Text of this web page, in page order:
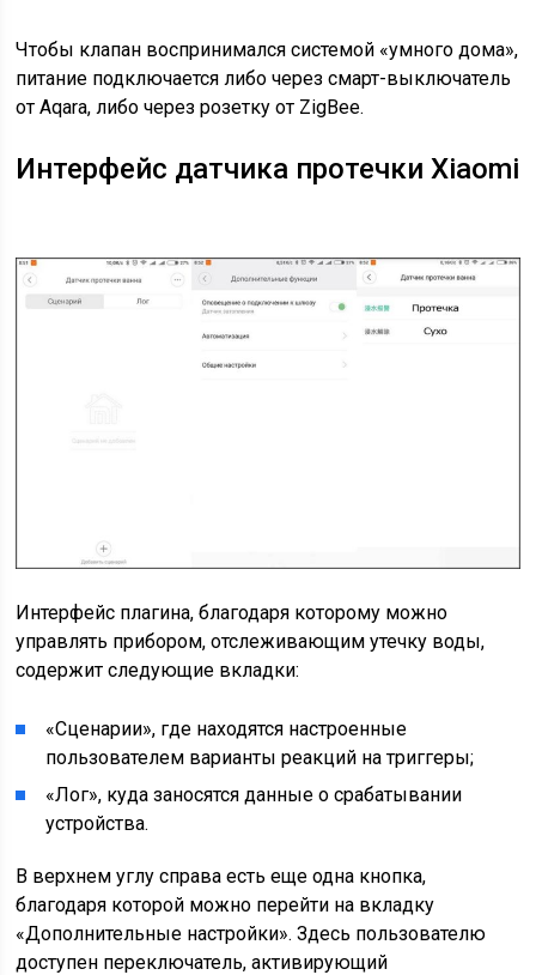
Чтобы клапан воспринимался системой «умного дома»,
питание подключается либо через смарт-выключатель
от Aqara, либо через розетку от ZigBee.
Интерфейс датчика протечки Xiaomi
Интерфейс плагина, благодаря которому можно
управлять прибором, отслеживающим утечку воды,
содержит следующие вкладки:
«Сценарии», где находятся настроенные
пользователем варианты реакций на триггеры;
«Лог», куда заносятся данные о срабатывании
устройства.
В верхнем углу справа есть еще одна кнопка,
благодаря которой можно перейти на вкладку
«Дополнительные настройки». Здесь пользователю
доступен переключатель, активирующий